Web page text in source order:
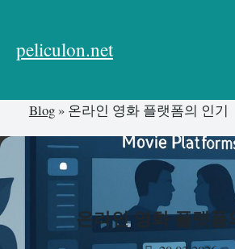
뛰
peliculon.net
Blog» 온라인 영화 플랫폼의 인기
온라인 영화 플랫폼